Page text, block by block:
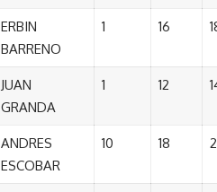
ERBIN
BARRENO
1 16
JUAN
GRANDA
1 12
ANDRES
ESCOBAR
10 18